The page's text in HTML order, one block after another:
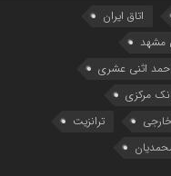
اتاق ایران
مشهد
احمد اثنی عشری
مرکزی
ترانزیت